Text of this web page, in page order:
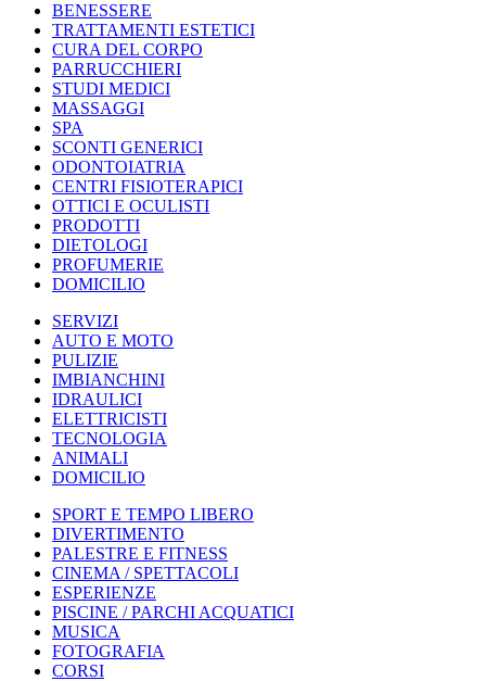
BENESSERE
TRATTAMENTI ESTETICI
CURA DEL CORPO
PARRUCCHIERI
STUDI MEDICI
MASSAGGI
SPA
SCONTI GENERICI
ODONTOIATRIA
CENTRI FISIOTERAPICI
OTTICI E OCULISTI
PRODOTTI
DIETOLOGI
PROFUMERIE
DOMICILIO
SERVIZI
AUTO E MOTO
PULIZIE
IMBIANCHINI
IDRAULICI
ELETTRICISTI
TECNOLOGIA
ANIMALI
DOMICILIO
SPORT E TEMPO LIBERO
DIVERTIMENTO
PALESTRE E FITNESS
CINEMA / SPETTACOLI
ESPERIENZE
PISCINE / PARCHI ACQUATICI
MUSICA
FOTOGRAFIA
CORSI